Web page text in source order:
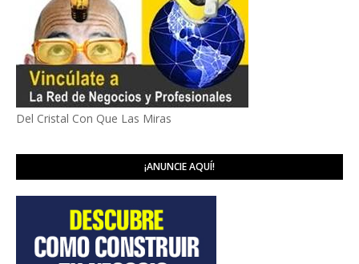
Del Cristal Con Que Las Miras
¡ANUNCIE AQUÍ!